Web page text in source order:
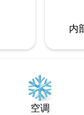
内
空调